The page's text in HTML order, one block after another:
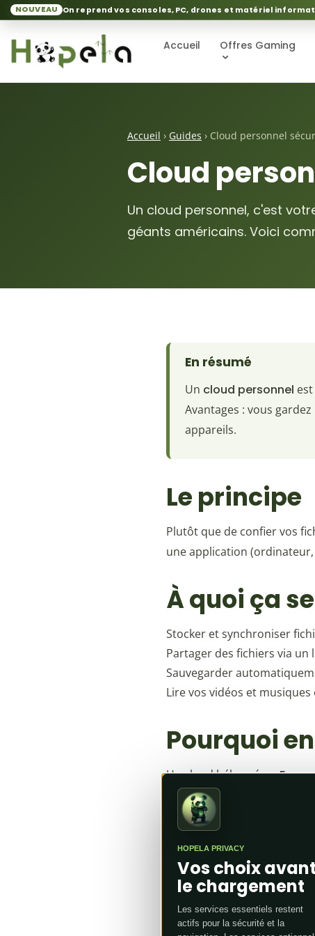
NOUVEAU On reprend vos consoles, PC, drones et matériel
Accueil Offres Gaming
Accueil › Guides › Cloud personnel
Cloud
Un cloud personnel, c'est
géants américains. Voici
En résumé
Un cloud personnel
Avantages : vous gardez
appareils.
Le principe
Plutôt que de confier vos
une application
À quoi ça
Stocker et synchroniser
Partager des fichiers via un
Sauvegarder
Lire vos vidéos et
Pourquoi
Un cloud hébergéen
fichiers.
Reprenez le
HOPELA PRIVACY
Vos choix avant
le chargement
Les services essentiels restent
actifs pour la sécurité et la